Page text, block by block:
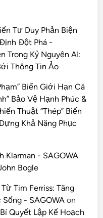
Tư Duy Phản Biện
Đột Phá -
Trong Kỷ Nguyên AI:
Thông Tin Ảo
Biến Giới Hạn Cá
Bảo Vệ Hạnh Phúc &
Thuật “Thép” Biến
Khả Năng Phục
Klarman - SAGOWA
Bogle
Tim Ferriss: Tăng
Sống - SAGOWA on
Quyết Lập Kế Hoạch